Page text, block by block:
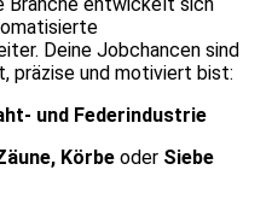
Deine Jobchancen sind
präzise und motiviert bist:
und Federindustrie
Körbe oder Siebe